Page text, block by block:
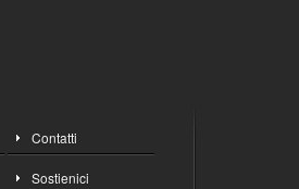
Contatti
Sostienici